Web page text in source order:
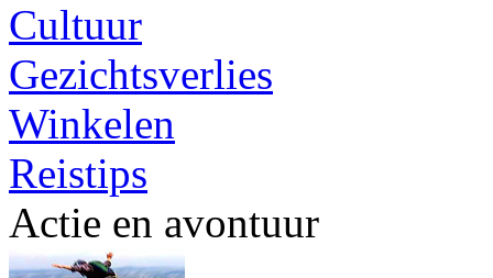
Cultuur
Gezichtsverlies
Winkelen
Reistips
Actie en avontuur